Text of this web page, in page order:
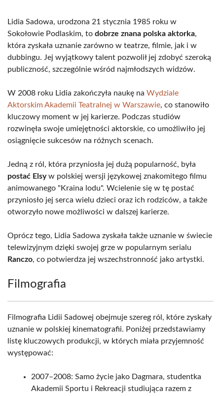
Lidia Sadowa, urodzona 21 stycznia 1985 roku w
Sokołowie Podlaskim, to dobrze znana polska aktorka,
która zyskała uznanie zarówno w teatrze, filmie, jak i w
dubbingu. Jej wyjątkowy talent pozwolił jej zdobyć szeroką
publiczność, szczególnie wśród najmłodszych widzów.
W 2008 roku Lidia zakończyła naukę na Wydziale
Aktorskim Akademii Teatralnej w Warszawie, co stanowiło
kluczowy moment w jej karierze. Podczas studiów
rozwinęła swoje umiejętności aktorskie, co umożliwiło jej
osiągnięcie sukcesów na różnych scenach.
Jedną z ról, która przyniosła jej dużą popularność, była
postać Elsyw polskiej wersji językowej znakomitego filmu
animowanego "Kraina lodu". Wcielenie się w tę postać
przyniosło jej serca wielu dzieci oraz ich rodziców, a także
otworzyło nowe możliwości w dalszej karierze.
Oprócz tego, Lidia Sadowa zyskała także uznanie w świecie
telewizyjnym dzięki swojej grze w popularnym serialu
Ranczo, co potwierdza jej wszechstronność jako artystki.
Filmografia
Filmografia Lidii Sadowej obejmuje szereg ról, które zyskały
uznanie w polskiej kinematografii. Poniżej przedstawiamy
listę kluczowych produkcji, w których miała przyjemność
występować:
2007–2008: Samo życie jako Dagmara, studentka
Akademii Sportu i Rekreacji studiująca razem z